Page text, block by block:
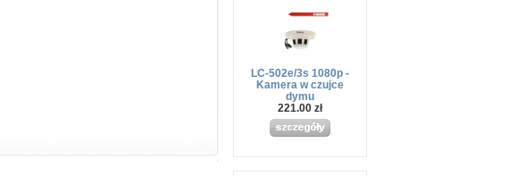
LC-502e/3s 1080p -
Kamera w czujce
dymu
221.00 zł